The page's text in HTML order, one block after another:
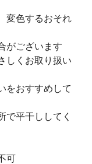
変色するおそれ
がございます
しくお取り扱い
をおすすめして
で平干ししてく
可